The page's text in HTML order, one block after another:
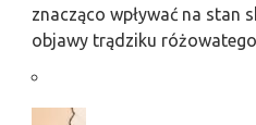
znacząco wpływać na stan
objawy trądziku